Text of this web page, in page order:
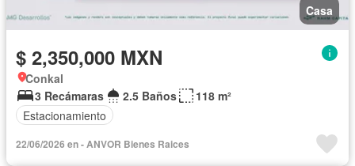
Casa
$ 2,350,000 MXN
Conkal
3 Recámaras
2.5 Baños
118 m²
Estacionamiento
22/06/2026 en - ANVOR Bienes Raices